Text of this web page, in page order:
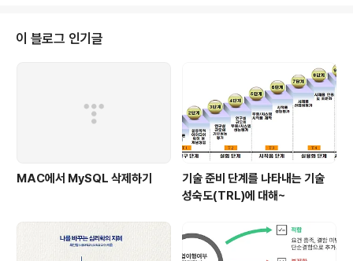
네요. 저희도 개발하면서 느끼는 거지만 모바일 어플리케
이션은 왠지 모르게 느리다는 느낌이 있습니다. 게임이나
3G 네트워크 환경에서의 속도 때문인데요.. 실제 개발할
때는 보통 WIFI 환경에서 개발을 ..
이 블로그 인기글
MAC에서 MySQL 삭제하기
기술 준비 단계를 나타내는 기술
성숙도(TRL)에 대해~